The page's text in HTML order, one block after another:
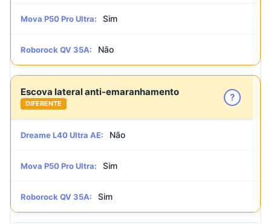
Mova P50 Pro Ultra: Sim
Roborock QV 35A: Não
Escova lateral anti-emaranhamento
DIFERENTE
?
Dreame L40 Ultra AE: Não
Mova P50 Pro Ultra: Sim
Roborock QV 35A: Sim